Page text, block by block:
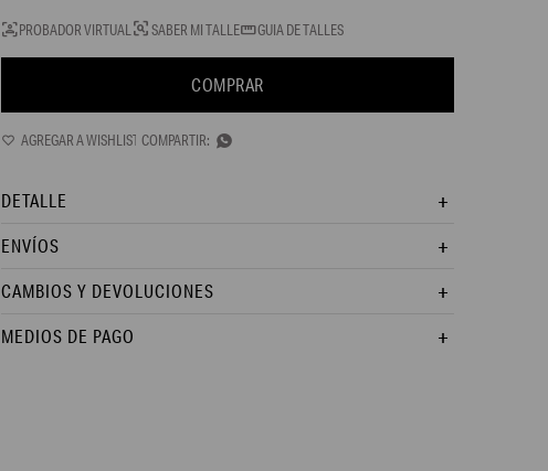
PROBADOR VIRTUAL SABER MI TALLE GUIA DE TALLES
COMPRAR

DETALLE
ENVÍOS
CAMBIOS Y DEVOLUCIONES
MEDIOS DE PAGO